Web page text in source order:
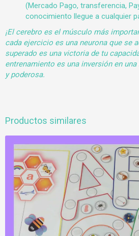
(Mercado Pago, transferencia,
conocimiento llegue a cualquier
¡El cerebro es el músculo más
cada ejercicio es una neurona que se
superado es una victoria de tu
entrenamiento es una inversión en
y poderosa.
Productos similares